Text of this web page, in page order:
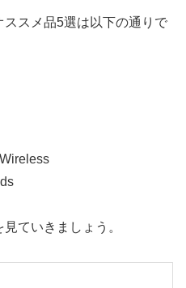
スメ品5選は以下の通りで
ていきましょう。